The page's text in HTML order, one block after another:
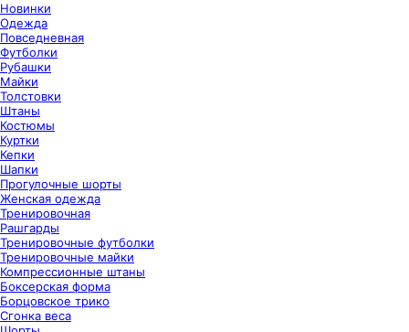
Новинки
Одежда
Повседневная
Футболки
Рубашки
Майки
Толстовки
Штаны
Костюмы
Куртки
Кепки
Шапки
Прогулочные шорты
Женская одежда
Тренировочная
Рашгарды
Тренировочные футболки
Тренировочные майки
Компрессионные штаны
Боксерская форма
Борцовское трико
Сгонка веса